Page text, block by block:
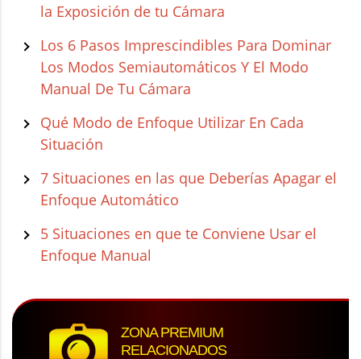
la Exposición de tu Cámara
Los 6 Pasos Imprescindibles Para Dominar
Los Modos Semiautomáticos Y El Modo
Manual De Tu Cámara
Qué Modo de Enfoque Utilizar En Cada
Situación
7 Situaciones en las que Deberías Apagar el
Enfoque Automático
5 Situaciones en que te Conviene Usar el
Enfoque Manual
ZONA PREMIUM
RELACIONADOS